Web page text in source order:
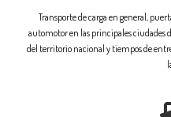
Transporte de carga en general,
automotor en las principales ciudades
del territorio nacional y tiempos de